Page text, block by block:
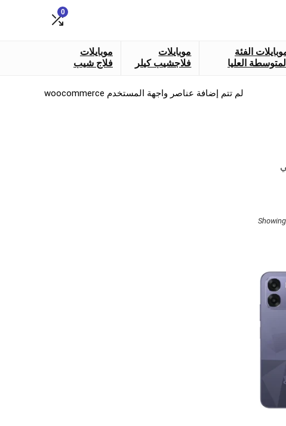
0
الفئة
العليا
موبايلات
فلاجشيب كيلر
موبايلات
فلاج شيب
Sorted
لم تتم إضافة عناصر واجهة المستخدم woocommerce